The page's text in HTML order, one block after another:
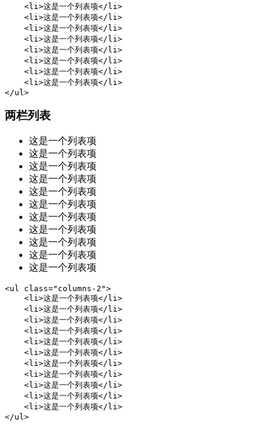
    <li>这是一个列表项</li>
    <li>这是一个列表项</li>
    <li>这是一个列表项</li>
    <li>这是一个列表项</li>
    <li>这是一个列表项</li>
    <li>这是一个列表项</li>
    <li>这是一个列表项</li>
    <li>这是一个列表项</li>
</ul>
两栏列表
这是一个列表项
这是一个列表项
这是一个列表项
这是一个列表项
这是一个列表项
这是一个列表项
这是一个列表项
这是一个列表项
这是一个列表项
这是一个列表项
这是一个列表项
<ul class="columns-2">
    <li>这是一个列表项</li>
    <li>这是一个列表项</li>
    <li>这是一个列表项</li>
    <li>这是一个列表项</li>
    <li>这是一个列表项</li>
    <li>这是一个列表项</li>
    <li>这是一个列表项</li>
    <li>这是一个列表项</li>
    <li>这是一个列表项</li>
    <li>这是一个列表项</li>
    <li>这是一个列表项</li>
</ul>